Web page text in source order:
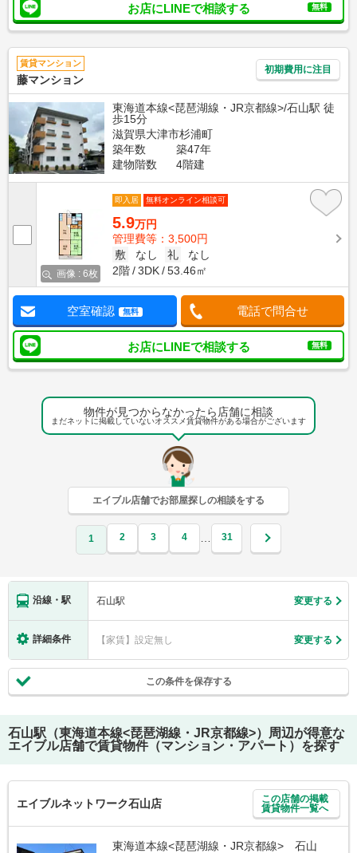
お店にLINEで相談する 無料
賃貸マンション
藤マンション
初期費用に注目
東海道本線<琵琶湖線・JR京都線>/石山駅 徒
歩15分
滋賀県大津市杉浦町
築年数
築47年
建物階数
4階建
画像 : 6枚
即入居 無料オンライン相談可
5.9万円
管理費等：3,500円
敷
なし 礼
なし
2階
3DK 53.46㎡
空室確認 無料 電話で問合せ
お店にLINEで相談する 無料
物件が見つからなかったら店舗に相談
まだネットに掲載していないオススメ賃貸物件がある場合がございます
エイブル店舗でお部屋探しの相談をする
1 2 3 4 … 31
沿線・駅 石山駅 変更する
詳細条件 【家賃】設定無し 変更する
この条件を保存する
石山駅（東海道本線<琵琶湖線・JR京都線>）
周辺が得意な
エイブル店舗で賃貸物件（マンション・アパート）を探す
エイブルネットワーク石山店
この店舗の掲載
賃貸物件一覧へ
東海道本線<琵琶湖線・JR京都線> 石山